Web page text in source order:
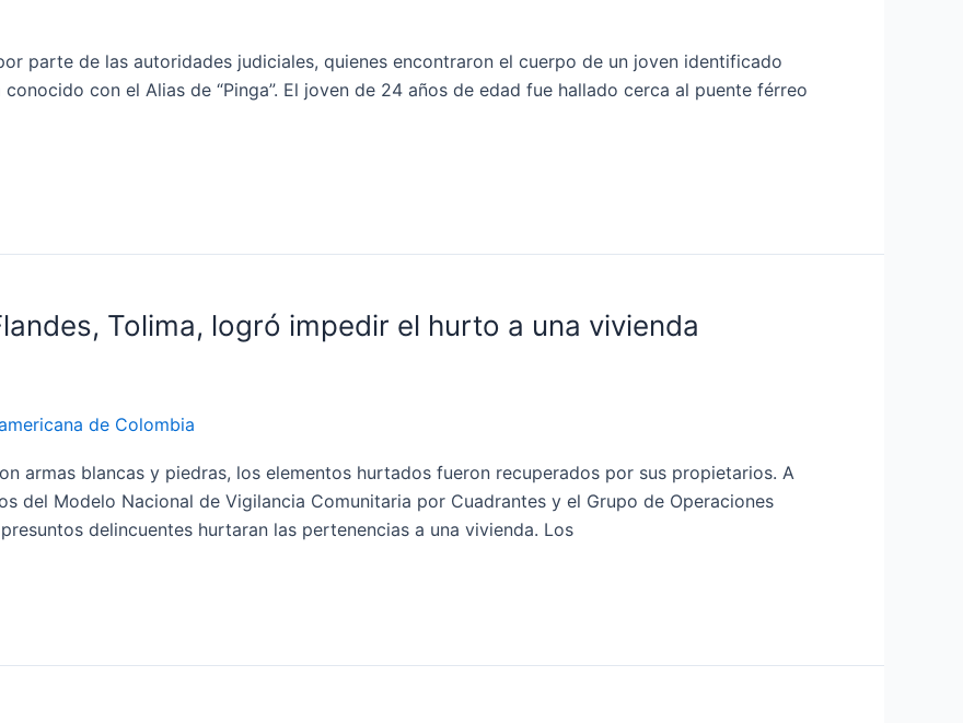
parte de las autoridades judiciales, quienes encontraron el cuerpo de un joven identificado
con el Alias de “Pinga”. El joven de 24 años de edad fue hallado cerca al puente férreo
Tolima, logró impedir el hurto a una vivienda
de Colombia
armas blancas y piedras, los elementos hurtados fueron recuperados por sus propietarios. A
del Modelo Nacional de Vigilancia Comunitaria por Cuadrantes y el Grupo de Operaciones
delincuentes hurtaran las pertenencias a una vivienda. Los